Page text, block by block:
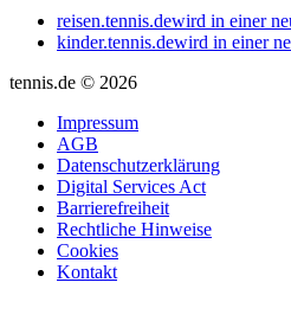
reisen.tennis.dewird in einer
kinder.tennis.dewird in einer
tennis.de © 2026
Impressum
AGB
Datenschutzerklärung
Digital Services Act
Barrierefreiheit
Rechtliche Hinweise
Cookies
Kontakt